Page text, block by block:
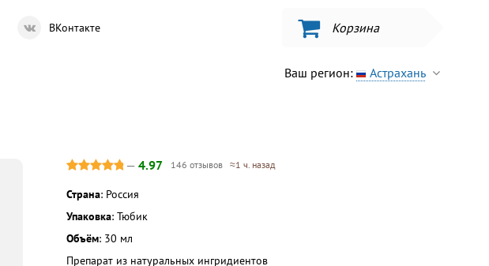
ВКонтакте Корзина
Ваш регион: Астрахань
— 4.97 146 отзывов ≈1 ч. назад
Страна: Россия
Упаковка: Тюбик
Объём: 30 мл
Препарат из натуральных ингридиентов